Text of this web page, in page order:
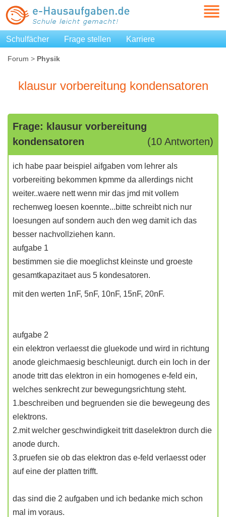
Schulfächer Frage stellen Karriere
Forum > Physik
klausur vorbereitung kondensatoren
Frage: klausur vorbereitung
kondensatoren
(10 Antworten)
ich habe paar beispiel aifgaben vom lehrer als
vorbereiting bekommen kpmme da allerdings nicht
weiter..waere nett wenn mir das jmd mit vollem
rechenweg loesen koennte...bitte schreibt nich nur
loesungen auf sondern auch den weg damit ich das
besser nachvollziehen kann.
aufgabe 1
bestimmen sie die moeglichst kleinste und groeste
gesamtkapazitaet aus 5 kondesatoren.
mit den werten 1nF, 5nF, 10nF, 15nF, 20nF.
aufgabe 2
ein elektron verlaesst die gluekode und wird in richtung
anode gleichmaesig beschleunigt. durch ein loch in der
anode tritt das elektron in ein homogenes e-feld ein,
welches senkrecht zur bewegungsrichtung steht.
1.beschreiben und begruenden sie die bewegeung des
elektrons.
2.mit welcher geschwindigkeit tritt daselektron durch die
anode durch.
3.pruefen sie ob das elektron das e-feld verlaesst oder
auf eine der platten trifft.
das sind die 2 aufgaben und ich bedanke mich schon
mal im voraus.